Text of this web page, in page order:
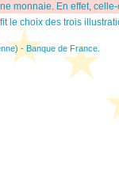
monnaie. En effet,
le choix des trois
- Banque de France.